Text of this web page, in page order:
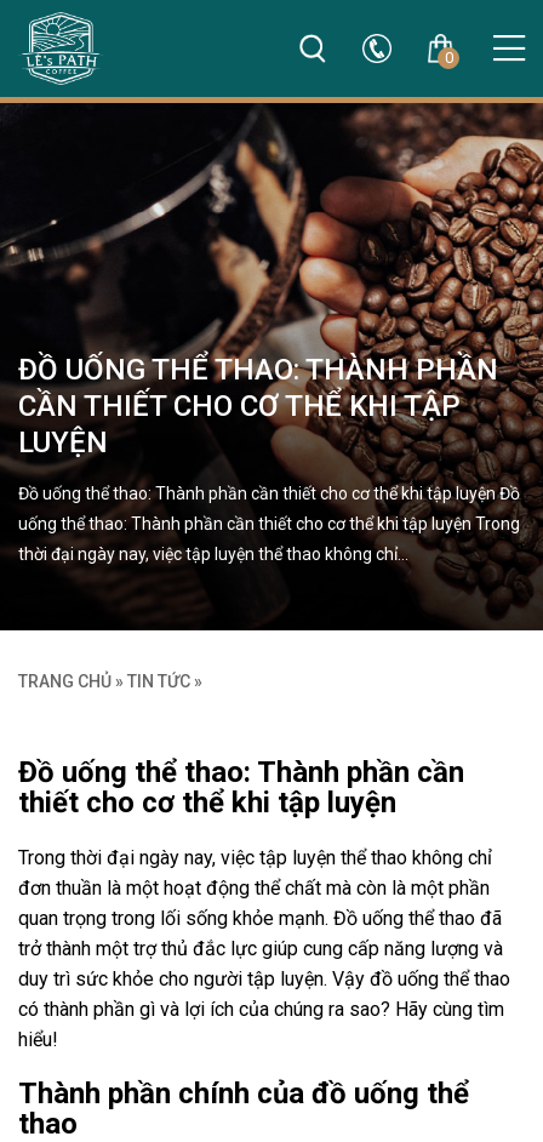
0
ĐỒ UỐNG THỂ THAO: THÀNH PHẦN
CẦN THIẾT CHO CƠ THỂ KHI TẬP
LUYỆN
Đồ uống thể thao: Thành phần cần thiết cho cơ thể khi tập luyện Đồ
uống thể thao: Thành phần cần thiết cho cơ thể khi tập luyện Trong
thời đại ngày nay, việc tập luyện thể thao không chỉ…
TRANG CHỦ » TIN TỨC »
Đồ uống thể thao: Thành phần cần
thiết cho cơ thể khi tập luyện
Trong thời đại ngày nay, việc tập luyện thể thao không chỉ
đơn thuần là một hoạt động thể chất mà còn là một phần
quan trọng trong lối sống khỏe mạnh. Đồ uống thể thao đã
trở thành một trợ thủ đắc lực giúp cung cấp năng lượng và
duy trì sức khỏe cho người tập luyện. Vậy đồ uống thể thao
có thành phần gì và lợi ích của chúng ra sao? Hãy cùng tìm
hiểu!
Thành phần chính của đồ uống thể
thao